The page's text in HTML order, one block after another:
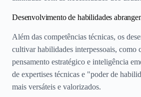
Desenvolvimento de habilidades
Além das competências técnicas, os
cultivar habilidades interpessoais, como
pensamento estratégico e inteligência
de expertises técnicas e "poder de
mais versáteis e valorizados.